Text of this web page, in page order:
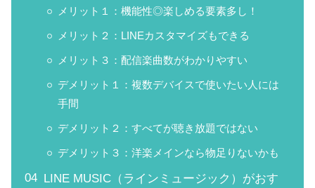
メリット１：機能性◎楽しめる要素多し！
メリット２：LINEカスタマイズもできる
メリット３：配信楽曲数がわかりやすい
デメリット１：複数デバイスで使いたい人には
手間
デメリット２：すべてが聴き放題ではない
デメリット３：洋楽メインなら物足りないかも
LINE MUSIC（ラインミュージック）がおす